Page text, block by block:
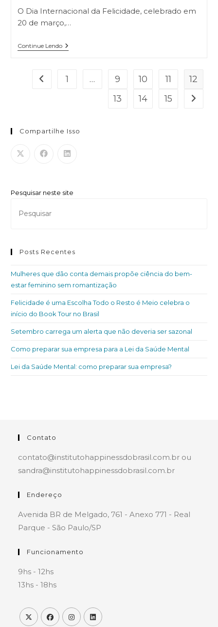
O Dia Internacional da Felicidade, celebrado em
20 de março,…
Continue Lendo
1 … 9 10 11
12
13
14 15
Compartilhe Isso
Pesquisar neste site
Posts Recentes
Mulheres que dão conta demais propõe ciência do bem-
estar feminino sem romantização
Felicidade é uma Escolha Todo o Resto é Meio celebra o
início do Book Tour no Brasil
Setembro carrega um alerta que não deveria ser sazonal
Como preparar sua empresa para a Lei da Saúde Mental
Lei da Saúde Mental: como preparar sua empresa?
Contato
contato@institutohappinessdobrasil.com.br ou
sandra@institutohappinessdobrasil.com.br
Endereço
Avenida BR de Melgado, 761 - Anexo 771 - Real
Parque - São Paulo/SP
Funcionamento
9hs - 12hs
13hs - 18hs